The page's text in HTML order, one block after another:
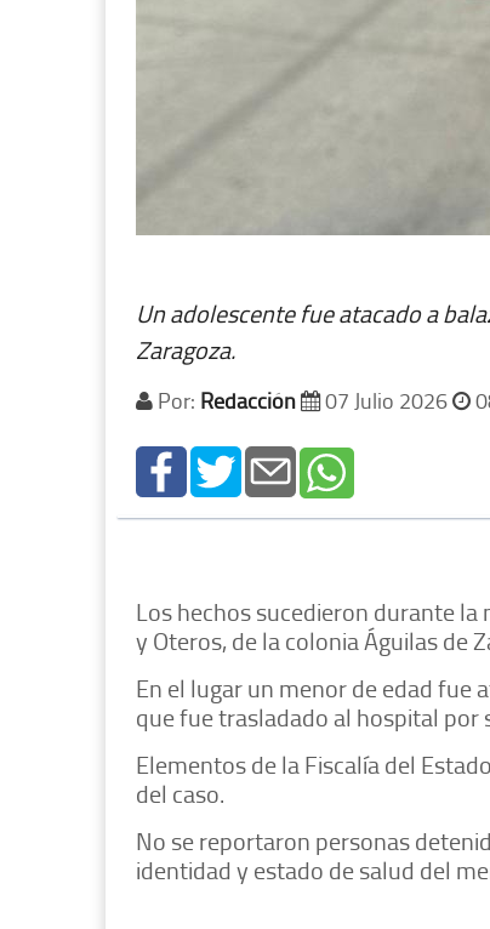
Un adolescente fue atacado a
Zaragoza.
Por: Redacción 07 Julio 2026
Los hechos sucedieron durante la
y Oteros, de la colonia Águilas de
En el lugar un menor de edad fue
que fue trasladado al hospital por
Elementos de la Fiscalía del
del caso.
No se reportaron personas
identidad y estado de salud del